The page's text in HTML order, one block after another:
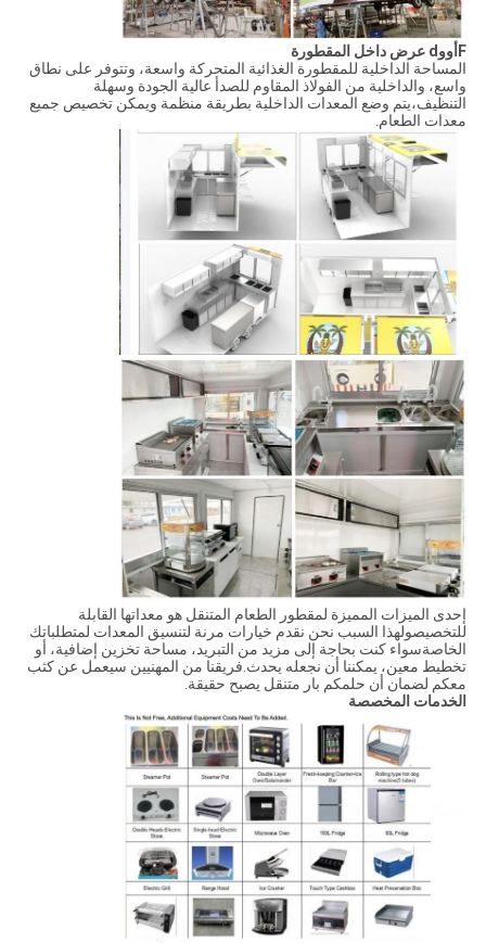
F أوو d عرض داخل المقطورة
المساحة الداخلية للمقطورة الغذائية المتحركة واسعة، وتتوفر على نطاق
واسع، والداخلية من الفولاذ المقاوم للصدأ عالية الجودة وسهلة
التنظيف،يتم وضع المعدات الداخلية بطريقة منظمة ويمكن تخصيص جميع
معدات الطعام.
إحدى الميزات المميزة لمقطور الطعام المتنقل هو معداتها القابلة
للتخصيصولهذا السبب نحن نقدم خيارات مرنة لتنسيق المعدات لمتطلباتك
الخاصةسواء كنت بحاجة إلى مزيد من التبريد، مساحة تخزين إضافية، أو
تخطيط معين، يمكننا أن نجعله يحدث.فريقنا من المهنيين سيعمل عن كثب
معكم لضمان أن حلمكم بار متنقل يصبح حقيقة.
الخدمات المخصصة